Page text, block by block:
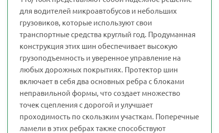
для водителей микроавтобусов и небольших
грузовиков, которые используют свои
транспортные средства круглый год. Продуманная
конструкция этих шин обеспечивает высокую
грузоподъемность и уверенное управление на
любых дорожных покрытиях. Протектор шин
включает в себя два основных ребра с блоками
неправильной формы, что создает множество
точек сцепления с дорогой и улучшает
проходимость по скользким участкам. Поперечные
ламели в этих ребрах также способствуют